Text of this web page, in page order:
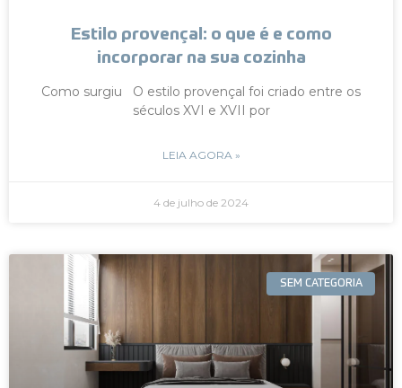
Estilo provençal: o que é e como
incorporar na sua cozinha
Como surgiu O estilo provençal foi criado entre os
séculos XVI e XVII por
LEIA AGORA »
4 de julho de 2024
SEM CATEGORIA